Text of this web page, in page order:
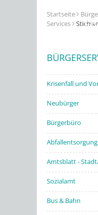
Startseite
Services
Krisenfall und
Neubürger
Bürgerbüro
Abfallentsorgung
Amtsblatt -
Sozialamt
Bus & Bahn